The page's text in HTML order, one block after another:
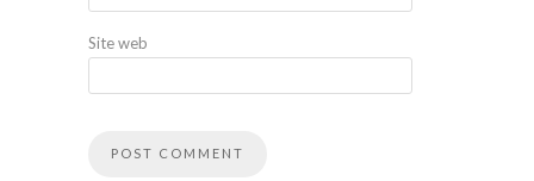
Site web